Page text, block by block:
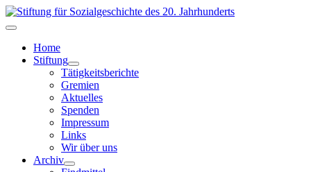
Home
Stiftung
Tätigkeitsberichte
Gremien
Aktuelles
Spenden
Impressum
Links
Wir über uns
Archiv